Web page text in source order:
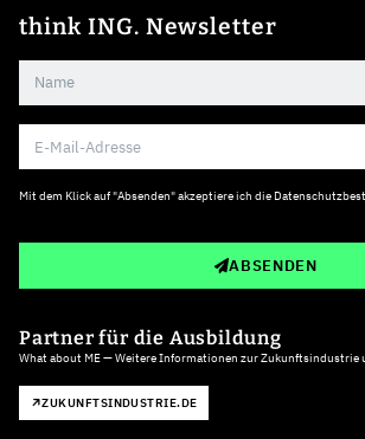
think ING. Newsletter
Mit dem Klick auf "Absenden" akzeptiere ich die
ABSENDEN
Partner für die Ausbildung
What about ME — Weitere Informationen zur Zukunftsindustrie
ZUKUNFTSINDUSTRIE.DE